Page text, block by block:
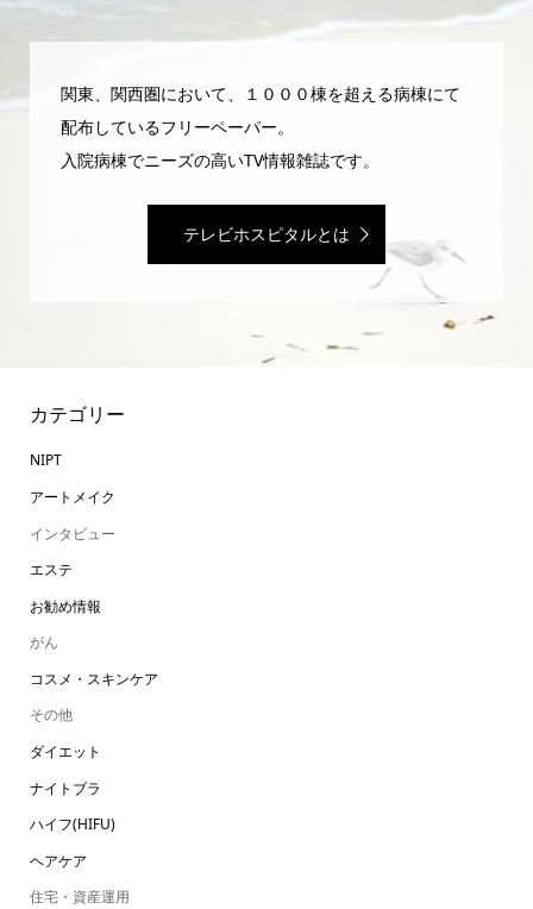
関東、関西圏において、１０００棟を超える病棟にて
配布しているフリーペーパー。
入院病棟でニーズの高いTV情報雑誌です。
テレビホスピタルとは
カテゴリー
NIPT
アートメイク
インタビュー
エステ
お勧め情報
がん
コスメ・スキンケア
その他
ダイエット
ナイトブラ
ハイフ(HIFU)
ヘアケア
住宅・資産運用